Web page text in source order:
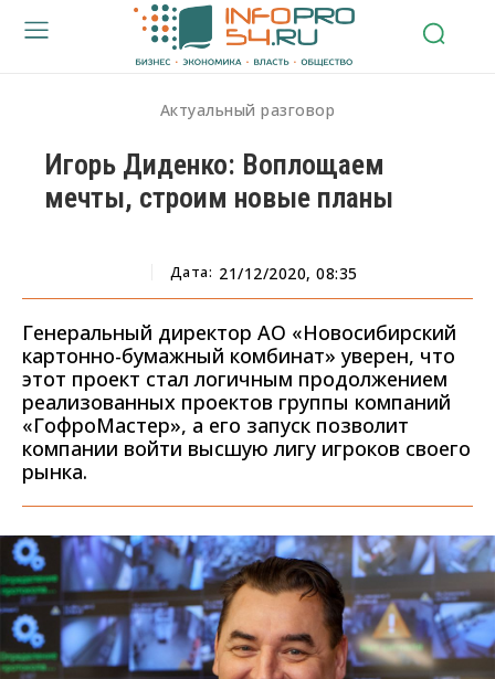
Актуальный разговор
Игорь Диденко: Воплощаем
мечты, строим новые планы
Дата: 21/12/2020, 08:35
Генеральный директор АО «Новосибирский
картонно-бумажный комбинат» уверен, что
этот проект стал логичным продолжением
реализованных проектов группы компаний
«ГофроМастер», а его запуск позволит
компании войти высшую лигу игроков своего
рынка.